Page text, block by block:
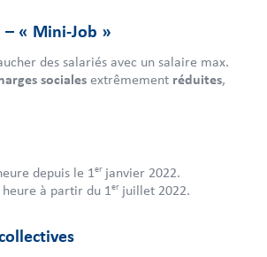
– « Mini-Job »
des salariés avec un salaire max.
socialesextrêmement réduites,
depuis le 1 erjanvier 2022.
à partir du 1 erjuillet 2022.